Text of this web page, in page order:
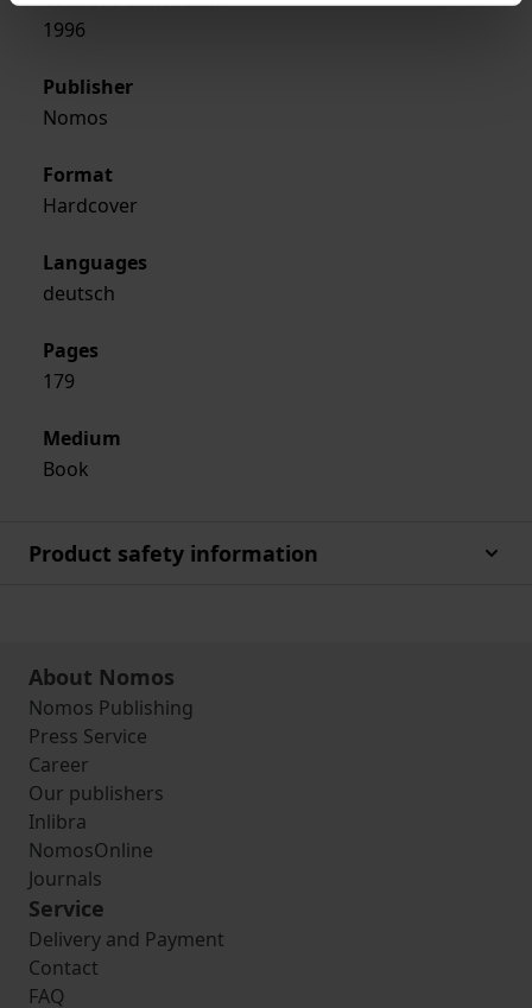
1996
Publisher
Nomos
Format
Hardcover
Languages
deutsch
Pages
179
Medium
Book
Product safety information
About Nomos
Nomos Publishing
Press Service
Career
Our publishers
Inlibra
NomosOnline
Journals
Service
Delivery and Payment
Contact
FAQ